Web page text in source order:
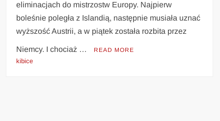
eliminacjach do mistrzostw Europy. Najpierw
boleśnie poległa z Islandią, następnie musiała uznać
wyższość Austrii, a w piątek została rozbita przez
Niemcy. I chociaż … READ MORE
kibice